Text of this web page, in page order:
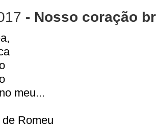
- Nosso coração
meu...
Romeu